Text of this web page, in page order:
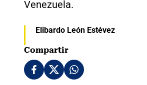
Venezuela.
Elibardo León Estévez
Compartir